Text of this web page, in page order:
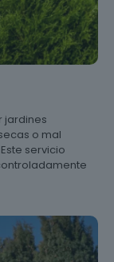
jardines
o mal
servicio